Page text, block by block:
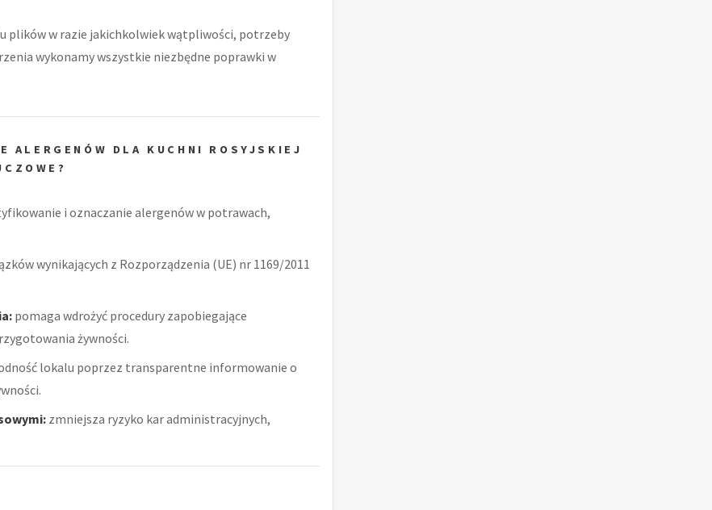
plików w razie jakichkolwiek wątpliwości, potrzeby
wykonamy wszystkie niezbędne poprawki w
ALERGENÓW DLA KUCHNI ROSYJSKIEJ
i oznaczanie alergenów w potrawach,
wynikających z Rozporządzenia (UE) nr 1169/2011
pomaga wdrożyć procedury zapobiegające
żywności.
lokalu poprzez transparentne informowanie o
zmniejsza ryzyko kar administracyjnych,